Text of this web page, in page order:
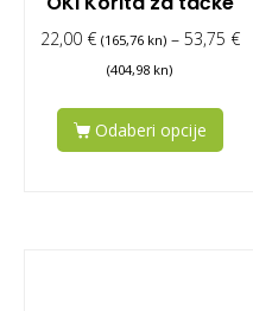
22,00 € (165,76 kn) – 53,75 €
(404,98 kn)
Odaberi opcije